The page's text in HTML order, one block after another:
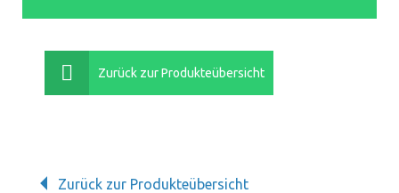
Zurück zur Produkteübersicht
Zurück zur Produkteübersicht